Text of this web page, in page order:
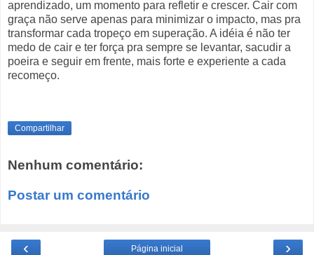
aprendizado, um momento para refletir e crescer. Cair com
graça não serve apenas para minimizar o impacto, mas pra
transformar cada tropeço em superação. A idéia é não ter
medo de cair e ter força pra sempre se levantar, sacudir a
poeira e seguir em frente, mais forte e experiente a cada
recomeço.
Compartilhar
Nenhum comentário:
Postar um comentário
‹ ›
Página inicial